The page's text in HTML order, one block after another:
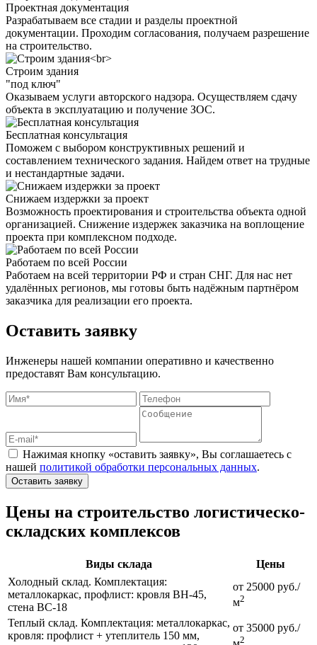
Проектная документация
Разрабатываем все стадии и разделы проектной
документации. Проходим согласования, получаем разрешение
на строительство.
Строим здания
"под ключ"
Оказываем услуги авторского надзора. Осуществляем сдачу
объекта в эксплуатацию и получение ЗОС.
Бесплатная консультация
Поможем с выбором конструктивных решений и
составлением технического задания. Найдем ответ на трудные
и нестандартные задачи.
Снижаем издержки за проект
Возможность проектирования и строительства объекта одной
организацией. Снижение издержек заказчика на воплощение
проекта при комплексном подходе.
Работаем по всей России
Работаем на всей территории РФ и стран СНГ. Для нас нет
удалённых регионов, мы готовы быть надёжным партнёром
заказчика для реализации его проекта.
Оставить заявку
Инженеры нашей компании оперативно и качественно
предоставят Вам консультацию.
Нажимая кнопку «оставить заявку», Вы соглашаетесь с
нашей политикой обработки персональных данных.
Оставить заявку
Цены на строительство логистическо-
складских комплексов
Виды склада
Цены
Холодный склад. Комплектация:
металлокаркас, профлист: кровля ВН-45,
стена ВС-18
от 25000 руб./
м2
Теплый склад. Комплектация: металлокаркас,
кровля: профлист + утеплитель 150 мм,
от 35000 руб./
2